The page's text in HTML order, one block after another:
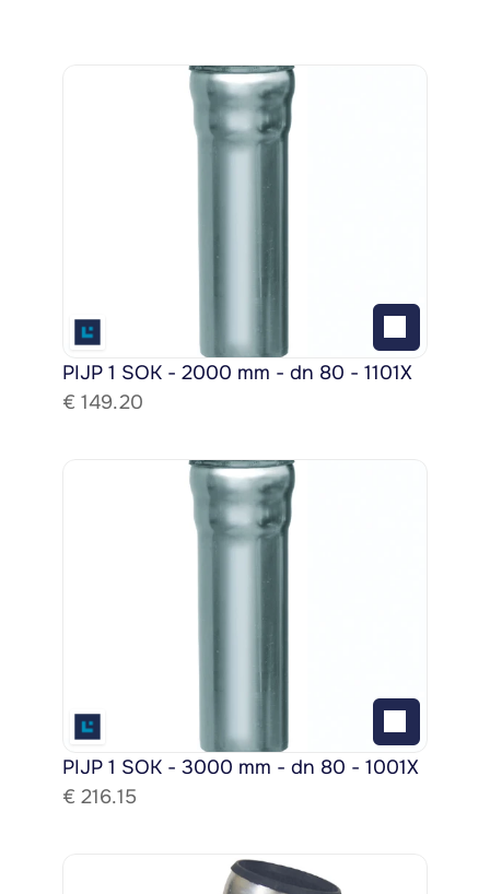
PIJP 1 SOK - 2000 mm - dn 80 - 1101X
€ 149.20
PIJP 1 SOK - 3000 mm - dn 80 - 1001X
€ 216.15